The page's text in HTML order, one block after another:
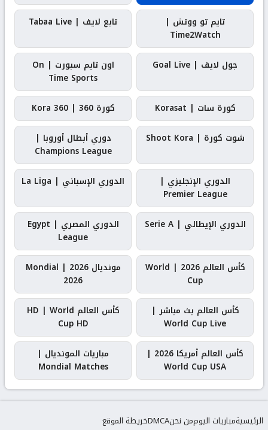
تايم تو ووتش |
Time2Watch
تابع لايف | Tabaa Live
جول لايف | Goal Live
اون تايم سبورت | On
Time Sports
كورة سات | Korasat
كورة 360 | Kora 360
شوت كورة | Shoot Kora
دوري أبطال أوروبا |
Champions League
الدوري الإنجليزي |
Premier League
الدوري الإسباني | La Liga
الدوري الإيطالي | Serie A
الدوري المصري | Egypt
League
كأس العالم 2026 | World
Cup
مونديال 2026 | Mondial
2026
كأس العالم بث مباشر |
World Cup Live
كأس العالم HD | World
Cup HD
كأس العالم أمريكا 2026 |
World Cup USA
مباريات المونديال |
Mondial Matches
الرئيسيةمباريات اليوممن نحنDMCAخريطة الموقع